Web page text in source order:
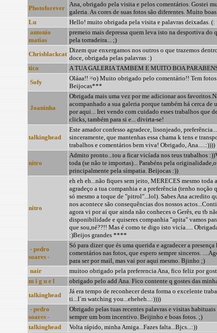
Photoforever
Ana, obrigado pela visita e pelos comentários. Gostei
galeria. As cores de suas fotos são diferentes. Muito
Lu
Hello! muito obrigada pela visita e palavras deixadas.
antonio
matias
premeio mais depressa quem leva isto na desportiva do
pela torradeira... ;)
Chrisblackcat
Dizem que enxergamos nos outros o que trazemos
doce, obrigada pelas palavras :)
tico
A TUA GALERIA TAMBEM E MUITO BOA
Sofy
Oláaa!! =o) Muito obrigado pelo comentário!! Tem
Beijocas***
Joaninha
Obrigada mais uma vez por me adicionar aos
acompanhado a sua galeria porque também há cerca de
por aqui... Irei vendo com cuidado esses trabalhos que
clicks, também para si e... divirta-se!
talkinghead
Este amador confesso agradece, lisonjeado,
sinceramente, que mantenhas essa chama k tens e
trabalhos e comentários bem viva! Obrigado, Ana.....:))))
nitro
Admito pronto...tou a ficar vicíada nos teus trabalhos
toda (se não te importas)... Parabéns pela
principalmente pela símpatia. Beijocas :))
nitro
eh eh eh...não fiques sem jeito, MERECES mesmo toda
agradeço a tua companhia e a preferência (tenho noção
só mesmo a toque de "pitrol"...lol). Sabes Ana acredito
nos acontece são consequências dos nossos
agora vi por aí que ainda não conheces o Gerês, eu tb
disponibilidade e quiseres companhia "apita" vamos
que sou,né??!! Mas é como te digo isto vicía.....
:)Beijos grandes ****
- pedro
soares -
Só para dizer que és uma querida e agradecer a
comentários nas fotos, que espero sempre sinceros.
para ser por mail, mas vai por aqui mesmo. Bjinho ;)
nair
muitoo obrigado pela preferencia Ana, fico feliz por
m i g u e l
obrigado pelo add Ana. Fico contente q gostes das
talkinghead
Já era tempo de reconhecer desta forma o excelente
ti...I´m watching you...eheheh...:))))
- pedro
soares -
Obrigado pelas tuas recentes palavras e visitas habituais
sempre um bom incentivo. Beijinho e boas fotos. ;)
talkinghead
Volta rápido, minha Amiga...Fazes falta...Bjcs...:))